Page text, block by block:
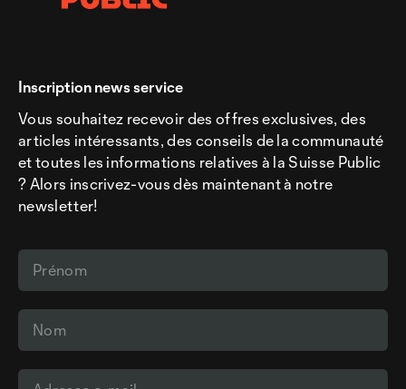
Inscription news service
Vous souhaitez recevoir des offres exclusives, des
articles intéressants, des conseils de la communauté
et toutes les informations relatives à la Suisse Public
? Alors inscrivez-vous dès maintenant à notre
newsletter!